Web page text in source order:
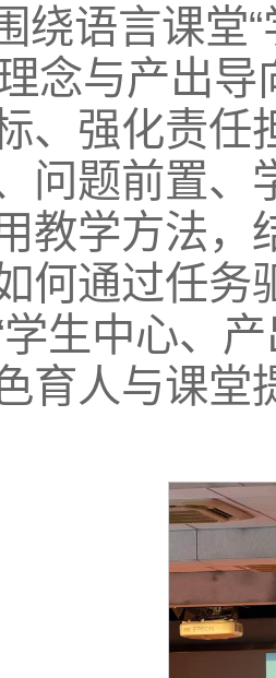
绕语言课堂
念与产出
、强化责任
问题前置、
教学方法，
何通过任务
生中心、
育人与课